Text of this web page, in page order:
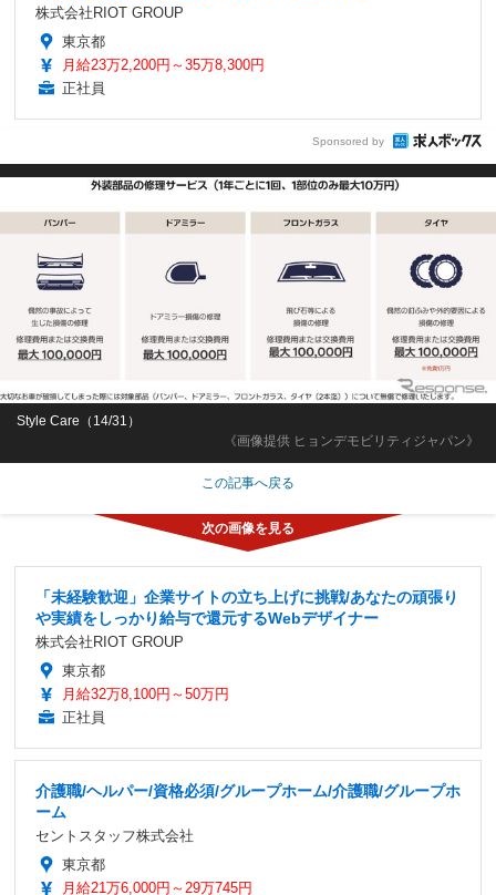
株式会社RIOT GROUP
東京都
月給23万2,200円～35万8,300円
正社員
Sponsored by
《画像提供 ヒョンデモビリティジャパン》
Style Care（14/31）
この記事へ戻る
「未経験歓迎」企業サイトの立ち上げに挑戦/あなたの頑張り
や実績をしっかり給与で還元するWebデザイナー
株式会社RIOT GROUP
東京都
月給32万8,100円～50万円
正社員
介護職/ヘルパー/資格必須/グループホーム/介護職/グループホ
ーム
セントスタッフ株式会社
東京都
月給21万6,000円～29万745円